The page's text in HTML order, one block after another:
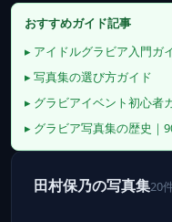
おすすめガイド記事
▸ アイドルグラビア入門ガ
▸ 写真集の選び方ガイド
▸ グラビアイベント初心者
▸ グラビア写真集の歴史｜
田村保乃の写真集20